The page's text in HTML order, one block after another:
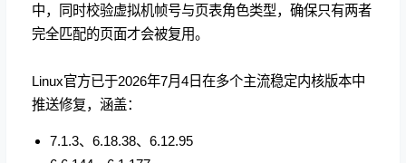
中，同时校验虚拟机帧号与页表角色类型，确保只有两者
完全匹配的页面才会被复用。
Linux官方已于2026年7月4日在多个主流稳定内核版本中
推送修复，涵盖：
7.1.3、6.18.38、6.12.95